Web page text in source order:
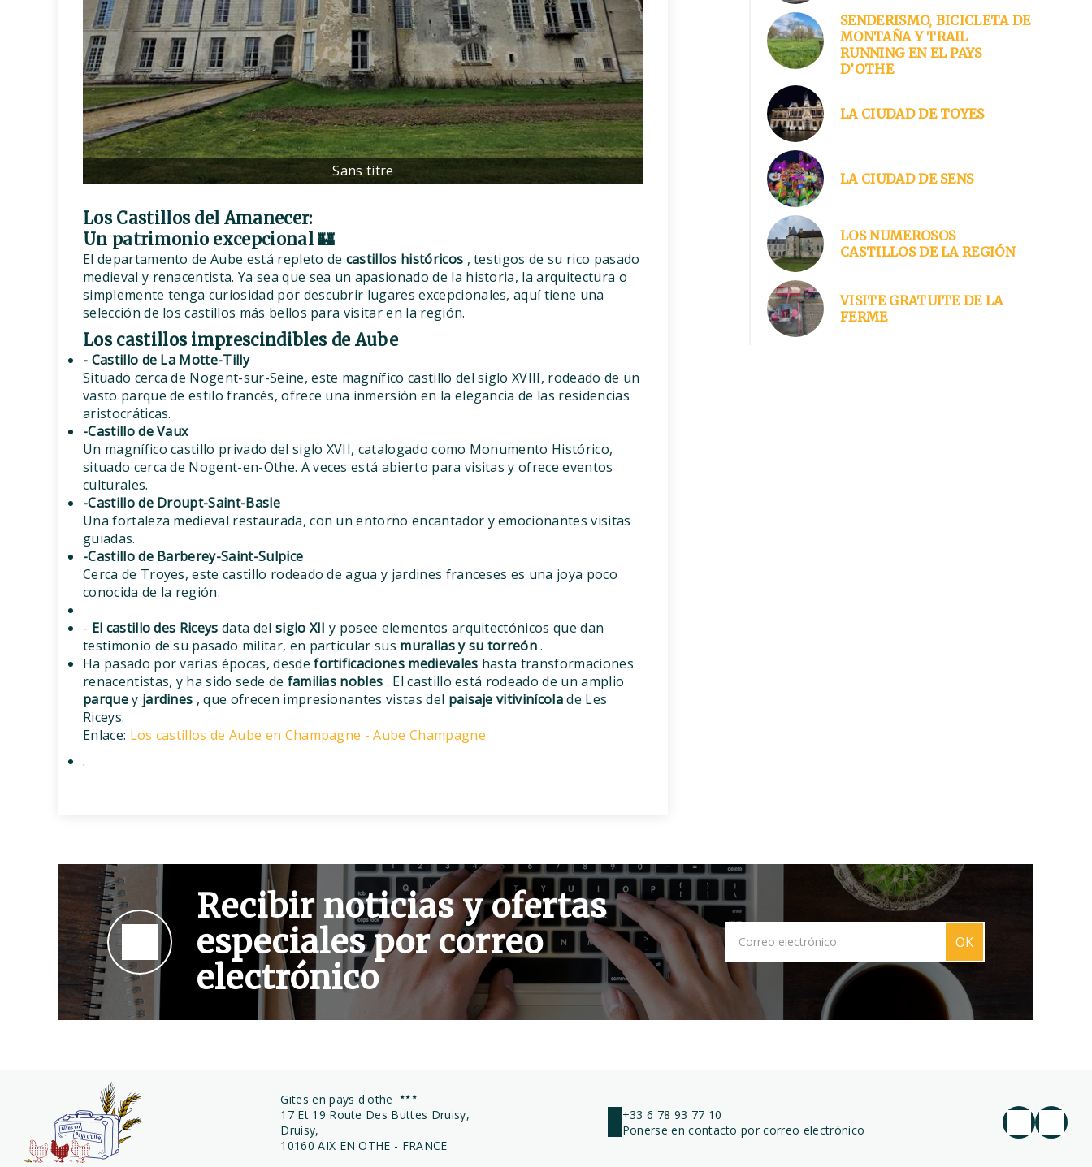
Sans titre Sans titre
Los Castillos del Amanecer:
Un patrimonio excepcional 🏰
El departamento de Aube está repleto de castillos históricos , testigos de su rico pasado
medieval y renacentista. Ya sea que sea un apasionado de la historia, la arquitectura o
simplemente tenga curiosidad por descubrir lugares excepcionales, aquí tiene una
selección de los castillos más bellos para visitar en la región.
Los castillos imprescindibles de Aube
- Castillo de La Motte-Tilly
Situado cerca de Nogent-sur-Seine, este magnífico castillo del siglo XVIII, rodeado de un
vasto parque de estilo francés, ofrece una inmersión en la elegancia de las residencias
aristocráticas.
-Castillo de Vaux
Un magnífico castillo privado del siglo XVII, catalogado como Monumento Histórico,
situado cerca de Nogent-en-Othe. A veces está abierto para visitas y ofrece eventos
culturales.
-Castillo de Droupt-Saint-Basle
Una fortaleza medieval restaurada, con un entorno encantador y emocionantes visitas
guiadas.
-Castillo de Barberey-Saint-Sulpice
Cerca de Troyes, este castillo rodeado de agua y jardines franceses es una joya poco
conocida de la región.
- El castillo des Riceys data del siglo XII y posee elementos arquitectónicos que dan
testimonio de su pasado militar, en particular sus murallas y su torreón.
Ha pasado por varias épocas, desdefortificaciones medievales hasta transformaciones
renacentistas, y ha sido sede de familias nobles . El castillo está rodeado de un amplio
parquey jardines , que ofrecen impresionantes vistas del paisaje vitivinícolade Les
Riceys.
Enlace: Los castillos de Aube en Champagne - Aube Champagne
.
SENDERISMO, BICICLETA DE
MONTAÑA Y TRAIL
RUNNING EN EL PAYS
D’OTHE
LA CIUDAD DE TOYES
LA CIUDAD DE SENS
LOS NUMEROSOS
CASTILLOS DE LA REGIÓN
VISITE GRATUITE DE LA
FERME
Recibir noticias y ofertas
especiales por correo
electrónico
OK
Gites en pays d'othe
17 Et 19 Route Des Buttes Druisy,
Druisy,
10160 AIX EN OTHE - FRANCE
+33 6 78 93 77 10
Ponerse en contacto por correo electrónico